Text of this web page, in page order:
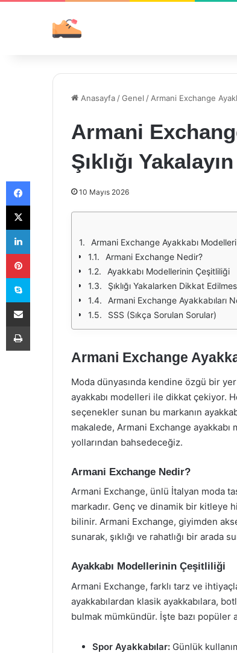
Anasayfa /Genel / Armani Exchange
Armani
Şıklığı Yakalayın
10 Mayıs 2026
Armani Exchange Ayakkabı Modelleri
Armani Exchange Nedir?
Ayakkabı Modellerinin Çeşitliliği
Şıklığı Yakalarken Dikkat
Armani Exchange Ayakkabıları
SSS (Sıkça Sorulan Sorular)
Armani Exchange
Moda dünyasında kendine özgü bir
ayakkabı modelleri ile dikkat çekiyor.
seçenekler sunan bu markanın
makalede, Armani Exchange ayakkabı
yollarından bahsedeceğiz.
Armani Exchange Nedir?
Armani Exchange, ünlü İtalyan moda
markadır. Genç ve dinamik bir kitleye
bilinir. Armani Exchange, giyimden
sunarak, şıklığı ve rahatlığı bir arada
Ayakkabı Modellerinin Çeşitliliği
Armani Exchange, farklı tarz ve
ayakkabılardan klasik ayakkabılara,
bulmak mümkündür. İşte bazı popüler
Spor Ayakkabılar: Günlük
Facebook
X
LinkedIn
Pinterest
Skype
E-Posta ile paylaş